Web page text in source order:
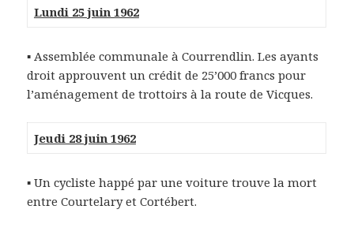
Lundi 25 juin 1962
▪ Assemblée communale à Courrendlin. Les ayants
droit approuvent un crédit de 25’000 francs pour
l’aménagement de trottoirs à la route de Vicques.
Jeudi 28 juin 1962
▪ Un cycliste happé par une voiture trouve la mort
entre Courtelary et Cortébert.